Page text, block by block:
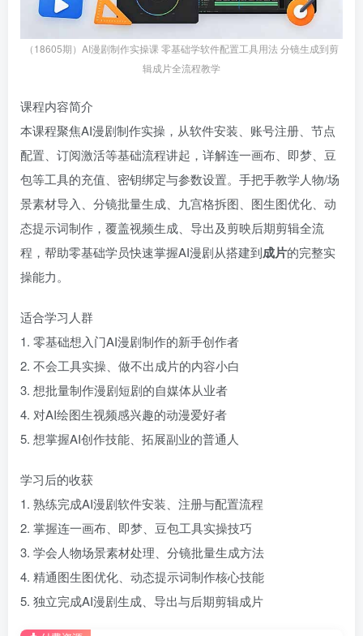
（18605期）AI漫剧制作实操课 零基础学软件配置工具用法 分镜生成到剪
辑成片全流程教学
课程内容简介
本课程聚焦AI漫剧制作实操，从软件安装、账号注册、节点
配置、订阅激活等基础流程讲起，详解连一画布、即梦、豆
包等工具的充值、密钥绑定与参数设置。手把手教学人物/场
景素材导入、分镜批量生成、九宫格拆图、图生图优化、动
态提示词制作，覆盖视频生成、导出及剪映后期剪辑全流
程，帮助零基础学员快速掌握AI漫剧从搭建到成片的完整实
操能力。
适合学习人群
1. 零基础想入门AI漫剧制作的新手创作者
2. 不会工具实操、做不出成片的内容小白
3. 想批量制作漫剧短剧的自媒体从业者
4. 对AI绘图生视频感兴趣的动漫爱好者
5. 想掌握AI创作技能、拓展副业的普通人
学习后的收获
1. 熟练完成AI漫剧软件安装、注册与配置流程
2. 掌握连一画布、即梦、豆包工具实操技巧
3. 学会人物场景素材处理、分镜批量生成方法
4. 精通图生图优化、动态提示词制作核心技能
5. 独立完成AI漫剧生成、导出与后期剪辑成片